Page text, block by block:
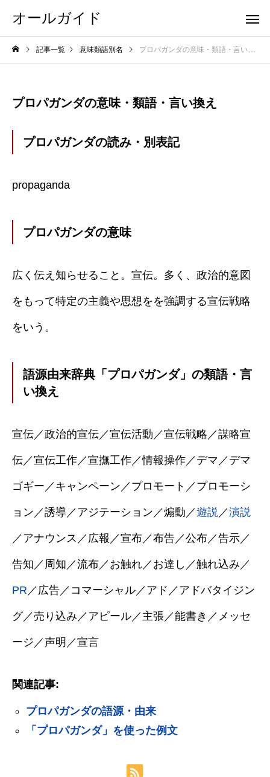
オールガイド
記事一覧 意味類語別名 プロパガンダの意味・類語・言い換え
プロパガンダの意味・類語・言い換え
プロパガンダの読み・別表記
propaganda
プロパガンダの意味
広く伝え知らせること。宣伝。多く、政治的意図
をもって特定の主義や思想をを強調する宣伝戦略
をいう。
語源由来辞典「プロパガンダ」の類語・言
い換え
宣伝／政治的宣伝／宣伝活動／宣伝戦略／謀略宣
伝／宣伝工作／宣撫工作／情報操作／デマ／デマ
ゴギー／キャンペーン／プロモート／プロモーシ
ョン／誘導／アジテーション／煽動／遊説／演説
／アナウンス／広報／宣布／布告／公布／告示／
告知／周知／流布／お触れ／お達し／触れ込み／
PR ／広告／コマーシャル／アド／アドバタイジン
グ／売り込み／アピール／主張／能書き／メッセ
ージ／声明／宣言
関連記事:
プロパガンダの語源・由来
「プロパガンダ」を使った例文